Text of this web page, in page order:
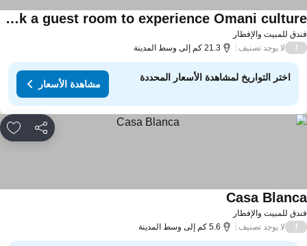
للمبيت والإفطار
Book a guest room to experience Omani culture
الأسعار
لا يوجد تصنيف 21.3 كم إلى وسط المدينة
اختر التواريخ لمشاهدة الأسعار المحددة
مشاهدة الأسعار
مشاركة
للمبيت والإفطار
Casaمشاهدة الأسعار
لا يوجد تصنيف 5.6 كم إلى وسط المدينة